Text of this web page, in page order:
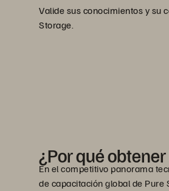
Valide sus conocimientos y su
Storage.
¿Por qué
En el competitivo panorama
de capacitación global de